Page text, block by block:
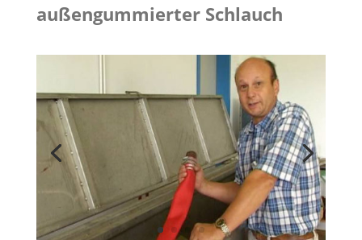
außengummierter Schlauch